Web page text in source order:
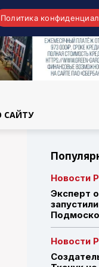
САЙТУ
Новости
Эксперт
Новости
Политика